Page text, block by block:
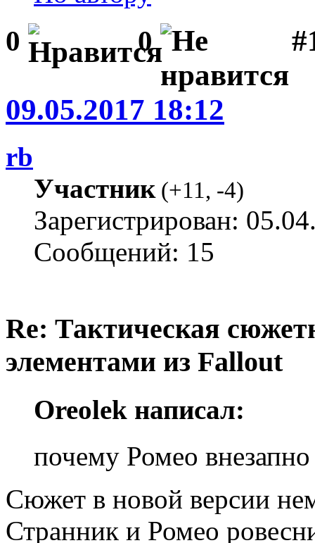
0 0
09.05.2017 18:12
rb
Участник(+11, -4)
Зарегистрирован:
Сообщений: 15
Re: Тактическая
элементами из Fallout
Oreolek написал:
почему Ромео внезапно
Сюжет в новой версии
Странник и Ромео